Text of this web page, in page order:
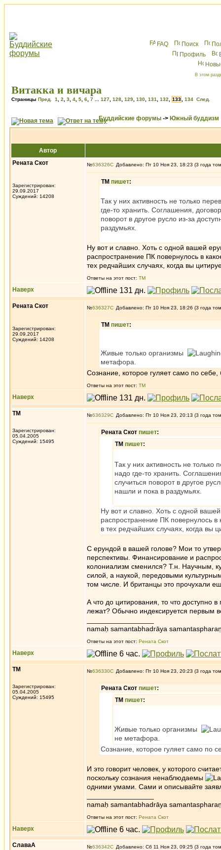
FAQ Поиск
Профиль
В этом
Витакка и вичара
Страницы Пред. 1 2 3 4 5 6 7 127 128 129 130 131 132 133 134 След.
Буддийские форумы -> Южный буддизм
Автор
Рената Скот
Зарегистрирован:
29.09.2017
Суждений: 14208
№636326 Добавлено: Пт 10 Ноя 23, 18:23 (3 года
ТМ пишет:
Так у них активность не только
где-то хранить. Соглашения,
поворот в другое русло из-за
раздумьях.
Ну вот и славно. Хоть с одной вашей
распространение ПК повернулось в
тех редчайших случаях, когда вы
Ответы на этот пост: ТМ
Наверх
Рената Скот
Зарегистрирован:
29.09.2017
Суждений: 14208
№636327 Добавлено: Пт 10 Ноя 23, 18:26 (3 года
ТМ пишет:
Живые только организмы
метафора.
Сознание, которое гуляет само по
Ответы на этот пост: ТМ
Наверх
ТМ
Зарегистрирован:
05.04.2005
Суждений: 15495
№636329 Добавлено: Пт 10 Ноя 23, 20:13 (3 года
Рената Скот пишет:
ТМ пишет:
Так у них активность не
надо где-то хранить.
случиться поворот в другое
нашли и пока в раздумьях.
Ну вот и славно. Хоть с одной
распространение ПК повернулось в
в тех редчайших случаях, когда вы
С ерундой в вашей голове? Мои то
перспективы. Финансирование и
колониализм сменился? Т.н. Научным,
силой, а наукой, передовыми
том числе. И британцы это прочухали
А что до цитирования, то что доступно
лежат? Обычно индексируется первым
namaḥ samantabhadrāya
Ответы на этот пост: Рената Скот
Наверх
ТМ
Зарегистрирован:
05.04.2005
Суждений: 15495
№636330 Добавлено: Пт 10 Ноя 23, 20:23 (3 года
Рената Скот пишет:
ТМ пишет:
Живые только организмы
не метафора.
Сознание, которое гуляет само по
И это говорит человек, у которого
поскольку сознания ненаблюдаемы
одними умами. Сами и описывайте
namaḥ samantabhadrāya
Ответы на этот пост: Рената Скот
Наверх
СлаваА №636342 Добавлено: Сб 11 Ноя 23, 09:25 (3 года